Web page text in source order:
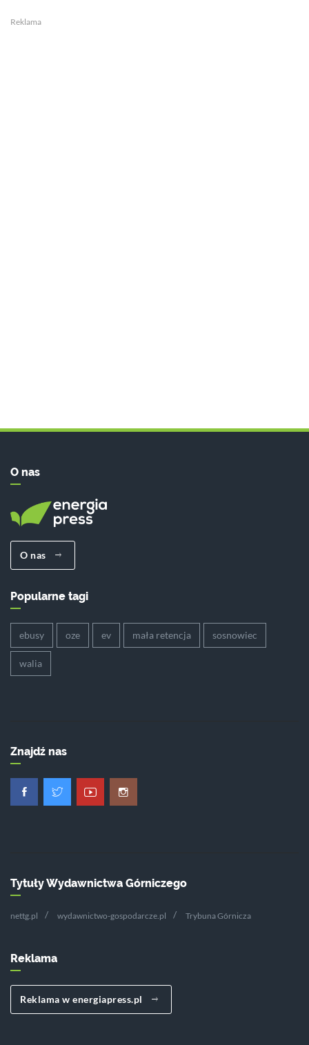
Reklama
O nas
O nas
Popularne tagi
ebusy oze ev mała retencja sosnowiec
walia
Znajdź nas
Tytuły Wydawnictwa Górniczego
nettg.pl wydawnictwo-gospodarcze.pl Trybuna Górnicza
Reklama
Reklama w energiapress.pl